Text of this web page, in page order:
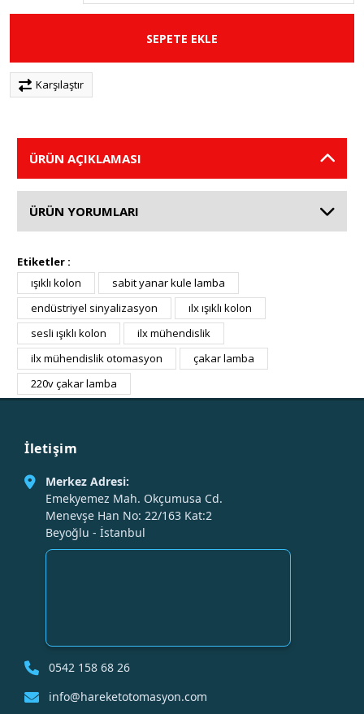
SEPETE EKLE
Karşılaştır
ÜRÜN AÇIKLAMASI
ÜRÜN YORUMLARI
Etiketler :
ışıklı kolon
sabit yanar kule lamba
endüstriyel sinyalizasyon
ılx ışıklı kolon
sesli ışıklı kolon
ilx mühendislik
ilx mühendislik otomasyon
çakar lamba
220v çakar lamba
İletişim
Merkez Adresi:
Emekyemez Mah. Okçumusa Cd.
Menevşe Han No: 22/163 Kat:2
Beyoğlu - İstanbul
0542 158 68 26
info@hareketotomasyon.com